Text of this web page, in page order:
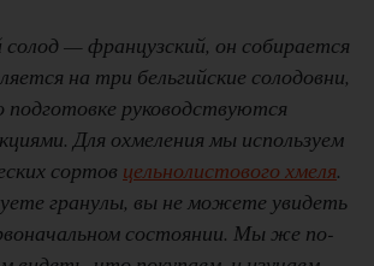
— французский, он собирается
на три бельгийские солодовни,
подготовке руководствуются
Для охмеления мы используем
сортов цельнолистового хмеля.
гранулы, вы не можете увидеть
состоянии. Мы же по-